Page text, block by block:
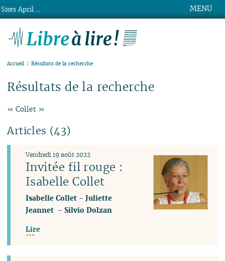
MENU
Accueil Résultats de la recherche
Résultats de la recherche
« Collet »
Articles (43)
Invitée fil rouge :
Isabelle Collet
Vendredi 19 août 2022
Isabelle Collet -Juliette
Jeannet -Silvio Dolzan
Lire
Sites April ...